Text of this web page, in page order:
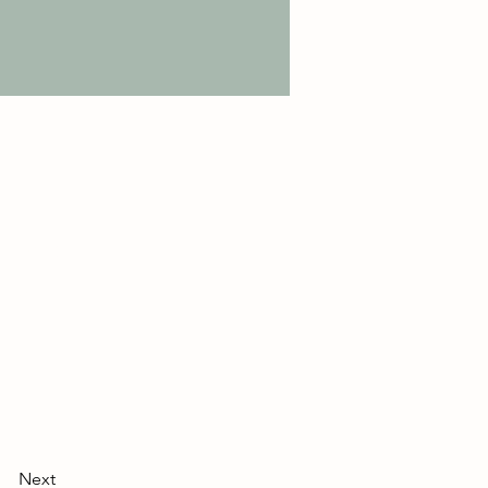
Next